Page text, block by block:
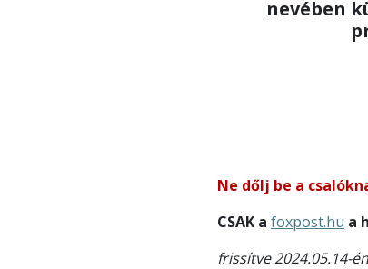
nevében
Ne dőlj be a
CSAK a foxpost.hu a
frissítve 2024.05.14-én